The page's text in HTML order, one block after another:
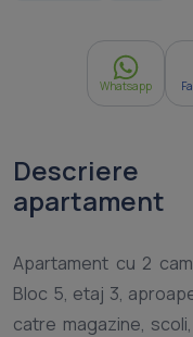
Whatsapp
Descriere
apartament
Apartament cu 2
Bloc 5, etaj 3,
catre magazine,